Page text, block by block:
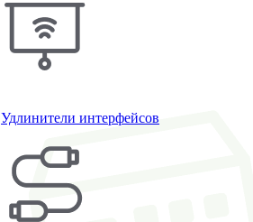
Удлинители интерфейсов